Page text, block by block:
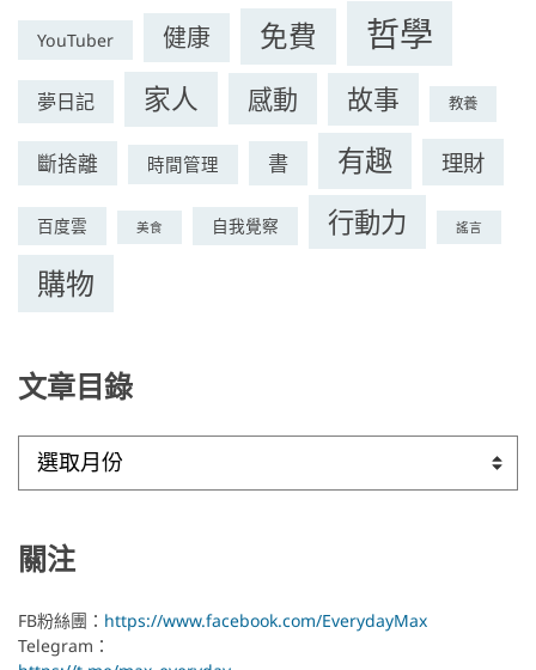
YouTuber 健康 免費 哲學
夢日記 家人 感動 故事 教養
斷捨離 時間管理 書 有趣 理財
百度雲 美食 自我覺察 行動力 謠言
購物
文章目錄
目
關注
FB粉絲團： https://www.facebook.com/EverydayMax
Telegram：